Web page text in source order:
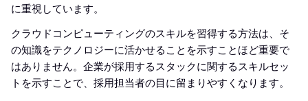
に重視しています。
クラウドコンピューティングのスキルを習得する方法は、そ
の知識をテクノロジーに活かせることを示すことほど重要で
はありません。企業が採用するスタックに関するスキルセッ
トを示すことで、採用担当者の目に留まりやすくなります。